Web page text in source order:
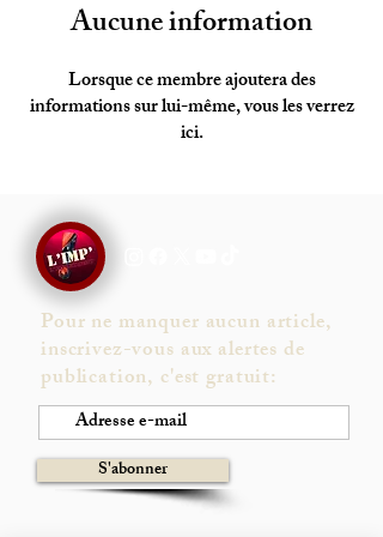
Aucune information
Lorsque ce membre ajoutera des
informations sur lui-même, vous les verrez
ici.
Pour ne manquer aucun article,
inscrivez-vous aux alertes de
publication, c'est gratuit:
S'abonner